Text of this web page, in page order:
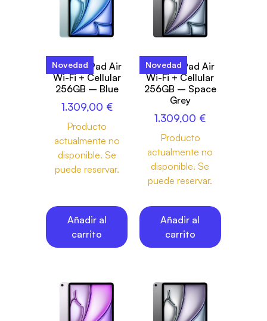
Novedad
13-inch iPad Air
Wi-Fi + Cellular
256GB – Blue
1.309,00 €
Producto
actualmente no
disponible. Se
puede reservar.
Añadir al
carrito
Novedad
13-inch iPad Air
Wi-Fi + Cellular
256GB – Space
Grey
1.309,00 €
Producto
actualmente no
disponible. Se
puede reservar.
Añadir al
carrito